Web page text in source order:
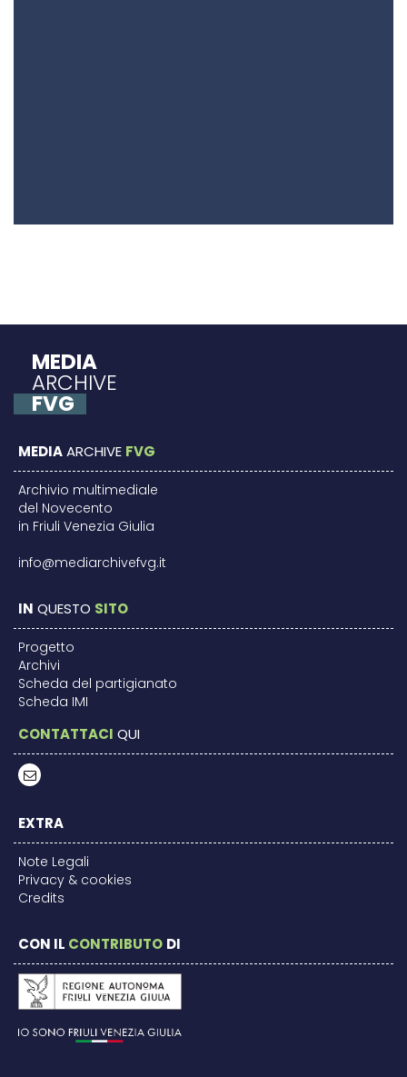
MEDIA
ARCHIVE
FVG
MEDIAARCHIVE FVG
Archivio multimediale
del Novecento
in Friuli Venezia Giulia
info@mediarchivefvg.it
IN QUESTO SITO
Progetto
Archivi
Scheda del partigianato
Scheda IMI
CONTATTACI QUI
EXTRA
Note Legali
Privacy & cookies
Credits
CON IL CONTRIBUTO DI